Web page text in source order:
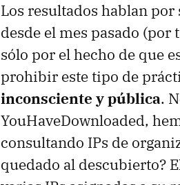
Los resultados hablan
desde el mes pasado (por
sólo por el hecho de que
prohibir este tipo de
inconsciente y pública.
YouHaveDownloaded,
consultando IPs de
quedado al descubierto?